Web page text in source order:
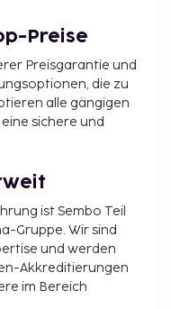
Preise
Preisgarantie und
die zu
alle gängigen
sichere und
ist Sembo Teil
Gruppe. Wir sind
und werden
Akkreditierungen
im Bereich